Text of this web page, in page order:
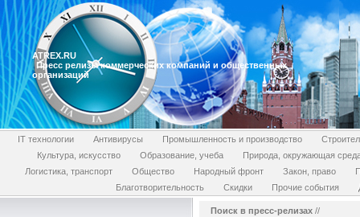
ATREX.RU
Пресс релизы коммерческих компаний и общественных
организаций
IT технологии Антивирусы Промышленность и производство
Культура, искусство
Образование, учеба
Природа, окружающая
Логистика, транспорт
Общество Народный фронт Закон, право
Благотворительность
Скидки Прочие события
Поиск в пресс-релизах //